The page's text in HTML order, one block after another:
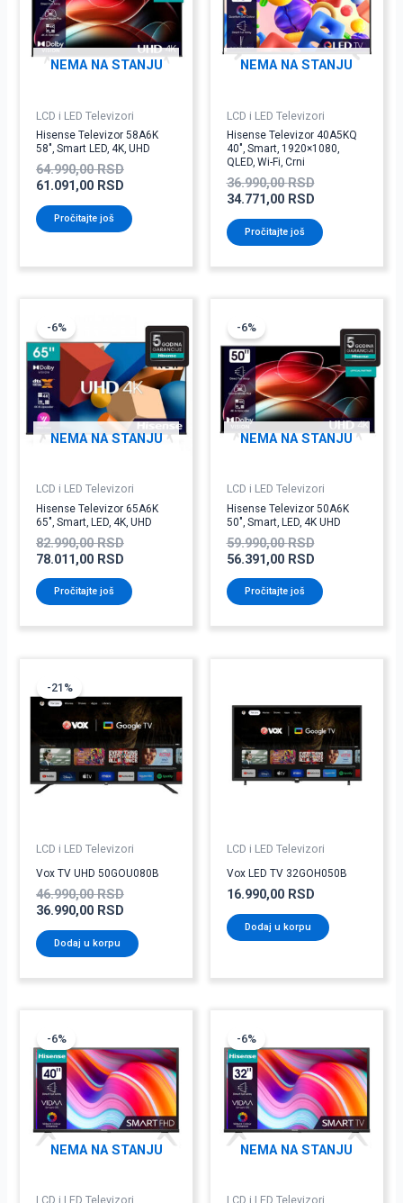
NEMA NA STANJU
LCD i LED Televizori
Hisense Televizor 58A6K
58″, Smart LED, 4K, UHD
64.990,00RSD
61.091,00 RSD
Pročitajte još
NEMA NA STANJU
LCD i LED Televizori
Hisense Televizor 40A5KQ
40″, Smart, 1920×1080,
QLED, Wi-Fi, Crni
36.990,00RSD
34.771,00 RSD
Pročitajte još
NEMA NA STANJU
-6%
LCD i LED Televizori
Hisense Televizor 65A6K
65″, Smart, LED, 4K, UHD
82.990,00RSD
cena
je
bila:
82.990,00 RSD.
78.011,00 RSD
cena
je:
78.011,00 RSD.
Pročitajte još
NEMA NA STANJU
-6%
LCD i LED Televizori
Hisense Televizor 50A6K
50″, Smart, LED, 4K UHD
59.990,00RSD
bila:
59.990,00
56.391,00 RSD
56.391,00
Pročitajte još
-21%
LCD i LED Televizori
Vox TV UHD 50GOU080B
46.990,00RSD
je
bila:
46.990,00 RSD.
36.990,00 RSD
je:
36.990,00 RSD.
Dodaj u korpu
LCD i LED Televizori
Vox LED TV 32GOH050B
16.990,00 RSD
Dodaj u korpu
NEMA NA STANJU
-6%
LCD i LED Televizori
je
bila:
34.990,00 RSD.
je:
32.891,00 RSD.
NEMA NA STANJU
-6%
LCD i LED Televizori
je
bila:
23.990,00
je:
22.551,00